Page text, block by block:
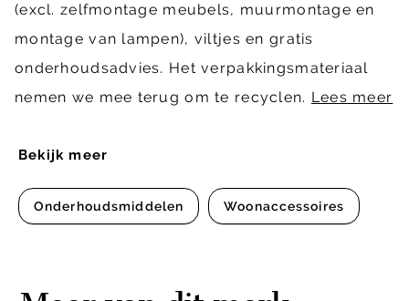
Bekijk meer
Onderhoudsmiddelen Woonaccessoires
(excl. zelfmontage meubels, muurmontage en
montage van lampen), viltjes en gratis
onderhoudsadvies. Het verpakkingsmateriaal
nemen we mee terug om te recyclen. Lees meer